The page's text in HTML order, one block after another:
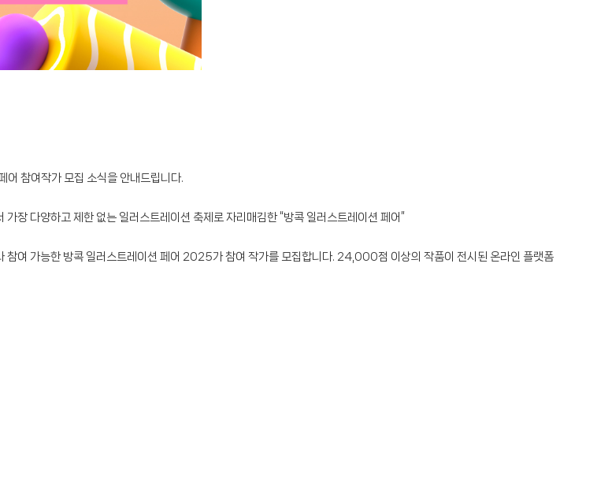
어 참여작가 모집 소식을 안내드립니다.
장 다양하고 제한 없는 일러스트레이션 축제로 자리매김한 “방콕 일러스트레이션 페어”
참여 가능한 방콕 일러스트레이션 페어 2025가 참여 작가를 모집합니다. 24,000점 이상의 작품이 전시된 온라인 플랫폼